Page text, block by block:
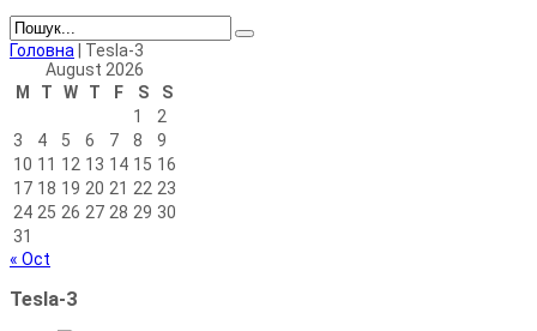
Головна
Tesla-3
August 2026
M
T W T F S
S
1
2
3
4 5 6 7 8
9
10 11 12 13 14 15 16
17 18 19 20 21 22 23
24 25 26 27 28 29 30
31
« Oct
Tesla-3